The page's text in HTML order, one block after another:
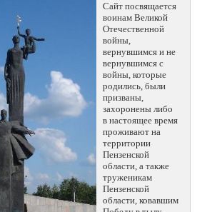
Сайт посвящается
воинам Великой
Отечественной
войны,
вернувшимся и не
вернувшимся с
войны, которые
родились, были
призваны,
захоронены либо
в настоящее время
проживают на
территории
Пензенской
области, а также
труженикам
Пензенской
области, ковавшим